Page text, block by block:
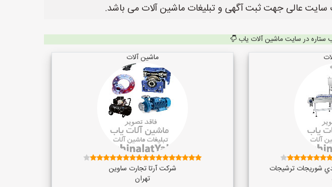
ستاره در سایت ماشین آلات یاب
شوريجات ترشيجات
ماشین آلات
شرکت آرتا تجارت ساوین
تهران